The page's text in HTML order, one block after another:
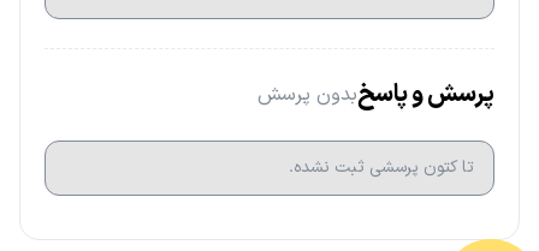
پرسش و پاسخبدون پرسش
تا کتون پرسشی ثبت نشده.